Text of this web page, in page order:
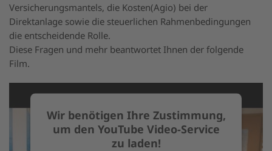
Versicherungsmantels, die Kosten(Agio) bei der
Direktanlage sowie die steuerlichen Rahmenbedingungen
die entscheidende Rolle.
Diese Fragen und mehr beantwortet Ihnen der folgende
Film.
Wir benötigen Ihre Zustimmung,
um den YouTube Video-Service
zu laden!